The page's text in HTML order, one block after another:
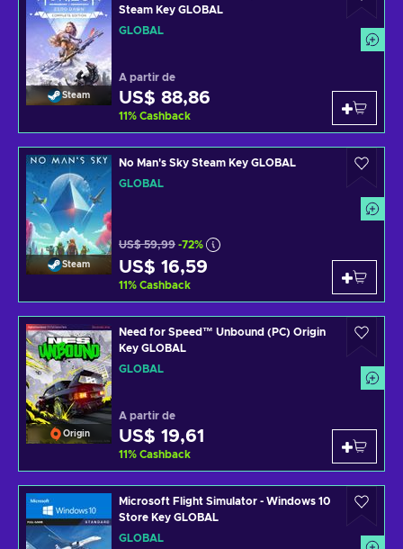
Steam
Steam Key GLOBAL
GLOBAL
A partir de
US$ 88,86
11% Cashback
Steam
No Man's Sky Steam Key GLOBAL
GLOBAL
US$ 59,99 -72%
US$ 16,59
11% Cashback
Origin
Need for Speed™ Unbound (PC) Origin
Key GLOBAL
GLOBAL
A partir de
US$ 19,61
11% Cashback
Microsoft Flight Simulator - Windows 10
Store Key GLOBAL
GLOBAL